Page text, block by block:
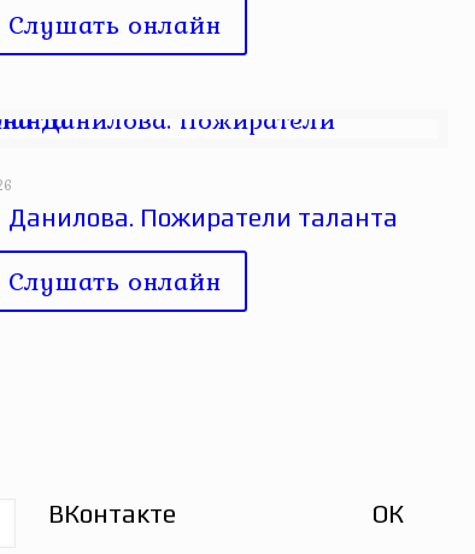
Слушать онлайн
Пожиратели таланта
Слушать онлайн
ВКонтакте ОК